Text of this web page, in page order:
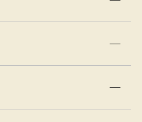
る：工務店選び